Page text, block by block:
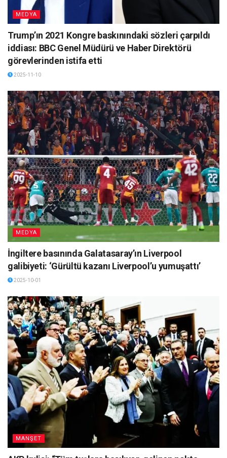
MEDYA
Trump’ın 2021 Kongre baskınındaki sözleri çarpıldı
iddiası: BBC Genel Müdürü ve Haber Direktörü
görevlerinden istifa etti
2025-11-10
MEDYA
İngiltere basınında Galatasaray’ın Liverpool
galibiyeti: ‘Gürültü kazanı Liverpool’u yumuşattı’
2025-10-01
MANŞET